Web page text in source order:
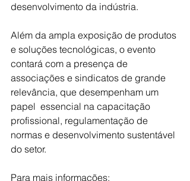
desenvolvimento da indústria.
Além da ampla exposição de produtos
e soluções tecnológicas, o evento
contará com a presença de
associações e sindicatos de grande
relevância, que desempenham um
papel  essencial na capacitação
profissional, regulamentação de
normas e desenvolvimento sustentável
do setor.
Para mais informações: